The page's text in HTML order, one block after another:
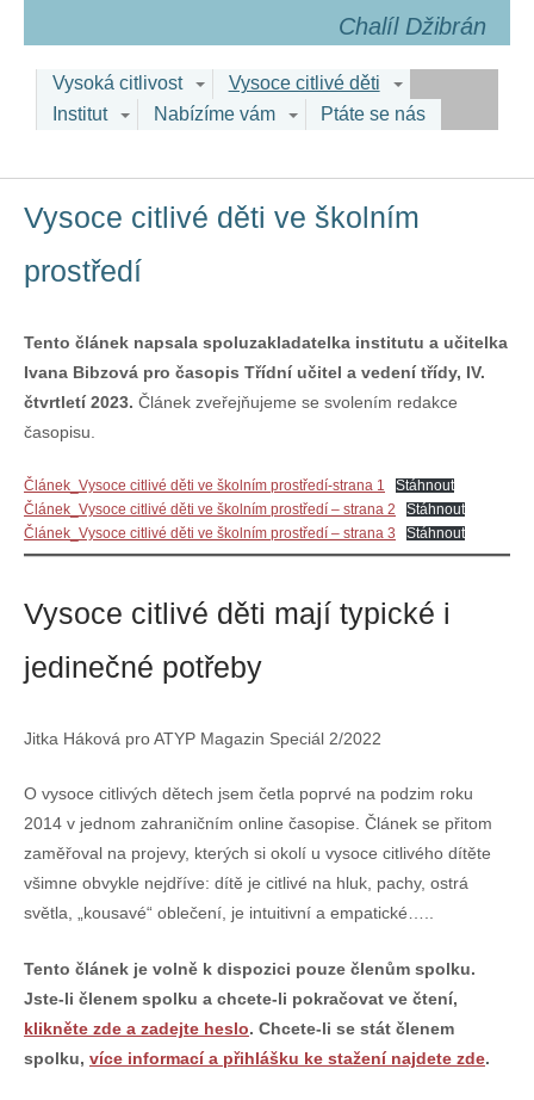
Chalíl Džibrán
Vysoká citlivost
Vysoce citlivé děti
Institut
Nabízíme vám Ptáte se nás
Vysoce citlivé děti ve školním
prostředí
Tento článek napsala spoluzakladatelka institutu a učitelka
Ivana Bibzová pro časopis Třídní učitel a vedení třídy, IV.
čtvrtletí 2023. Článek zveřejňujeme se svolením redakce
časopisu.
Článek_Vysoce citlivé děti ve školním prostředí-strana 1
Stáhnout
Článek_Vysoce citlivé děti ve školním prostředí – strana 2
Stáhnout
Článek_Vysoce citlivé děti ve školním prostředí – strana 3
Stáhnout
Vysoce citlivé děti mají typické i
jedinečné potřeby
Jitka Háková pro ATYP Magazin Speciál 2/2022
O vysoce citlivých dětech jsem četla poprvé na podzim roku
2014 v jednom zahraničním online časopise. Článek se přitom
zaměřoval na projevy, kterých si okolí u vysoce citlivého dítěte
všimne obvykle nejdříve: dítě je citlivé na hluk, pachy, ostrá
světla, „kousavé“ oblečení, je intuitivní a empatické…..
Tento článek je volně k dispozici pouze členům spolku.
Jste-li členem spolku a chcete-li pokračovat ve čtení,
klikněte zde a zadejte heslo. Chcete-li se stát členem
spolku, více informací a přihlášku ke stažení najdete zde.